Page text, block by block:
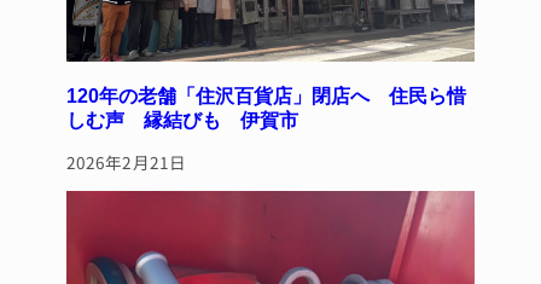
120年の老舗「住沢百貨店」閉店へ 住民ら惜
しむ声 縁結びも 伊賀市
2026年2月21日